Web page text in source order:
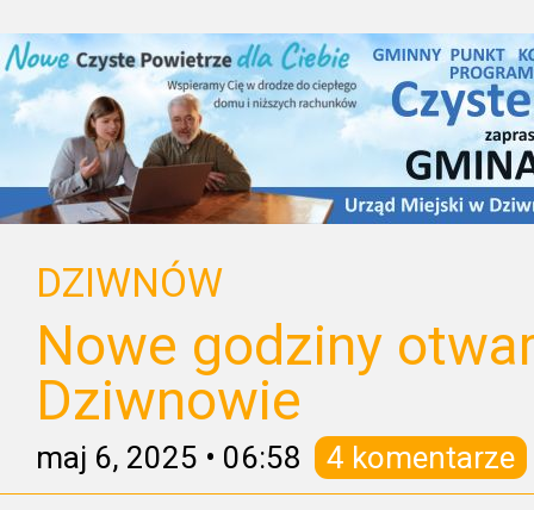
DZIWNÓW
Nowe godziny
Dziwnowie
maj 6, 2025 • 06:58 4 komentarze